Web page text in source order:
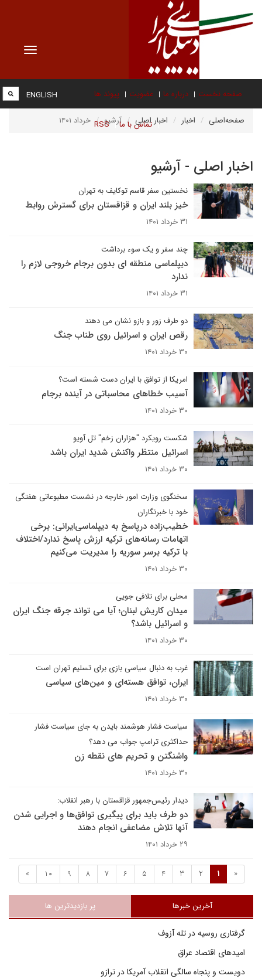
Toggle
صفحه نخست درباره ما عضویت پیوند ها
تماس با ما RSS
ENGLISH
صفحه‌اصلی اخبار اخبار اصلی آرشیو خرداد ۱۴۰۱
اخبار اصلی - آرشیو
نخستین سفر قاسم توکایف به تهران
خیز بلند ایران و قزاقستان برای گسترش روابط
۳۱ خرداد ۱۴۰۱
چند سفر و یک سوء برداشت
دیپلماسی منطقه ای بدون برجام خروجی لازم را
ندارد
۳۱ خرداد ۱۴۰۱
دو طرف زور و بازو نشان می دهند
رقص ایران و اسرائیل روی طناب جنگ
۳۰ خرداد ۱۴۰۱
امریکا از توافق با ایران دست شسته است؟
آسیب خطاهای محاسباتی در آینده برجام
۳۰ خرداد ۱۴۰۱
شکست رویکرد "هزاران زخم" تل آویو
اسرائیل منتظر واکنش شدید ایران باشد
۳۰ خرداد ۱۴۰۱
سخنگوی وزارت امور خارجه در نشست مطبوعاتی هفتگی
خود با خبرنگاران
خطیب‌زاده درپاسخ به دیپلماسی‌ایرانی: برخی
اتهامات رسانه‌های ترکیه ارزش پاسخ ندارد/اختلاف
با ترکیه برسر سوریه را مدیریت می‌کنیم
۳۰ خرداد ۱۴۰۱
محلی برای تلافی جویی
میدان کاریش لبنان؛ آیا می تواند جرقه جنگ ایران
و اسرائیل باشد؟
۳۰ خرداد ۱۴۰۱
غرب به دنبال سیاسی بازی برای تسلیم تهران است
ایران، توافق هسته‌ای و مین‌های سیاسی
۳۰ خرداد ۱۴۰۱
سیاست فشار هوشمند بایدن به جای سیاست فشار
حداکثری ترامپ جواب می دهد؟
واشنگتن و تحریم های نقطه زن
۳۰ خرداد ۱۴۰۱
دیدار رئیس‌جمهور قزاقستان با رهبر انقلاب:
دو طرف باید برای پیگیری توافق‌ها و اجرایی شدن
آنها تلاش مضاعفی انجام دهند
۲۹ خرداد ۱۴۰۱
«
1
2
3
4
5
6
7
8
9
10
»
آخرین خبرها پر بازدیدترین ها
گرفتاری روسیه در تله آزوف
امیدهای اقتصاد عراق
دویست و پنجاه سالگی انقلاب آمریکا در ترازو